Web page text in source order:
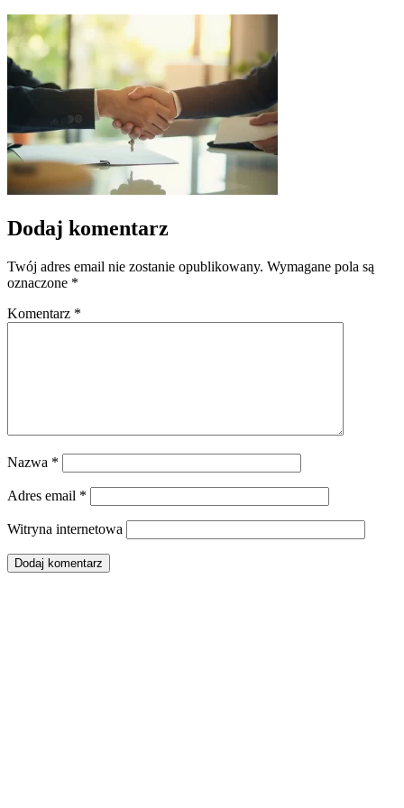
Dodaj komentarz
Twój adres email nie zostanie opublikowany. Wymagane pola są
oznaczone *
Komentarz *
Nazwa *
Adres email *
Witryna internetowa